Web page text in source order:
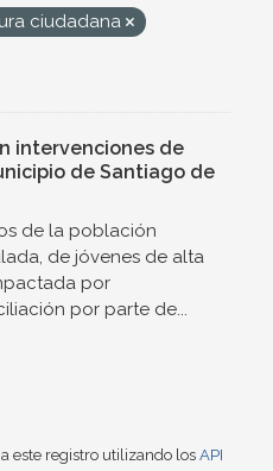
ciudadana
intervenciones de
de Santiago de
de la población
de jóvenes de alta
por
por parte de...
este registro utilizando los API